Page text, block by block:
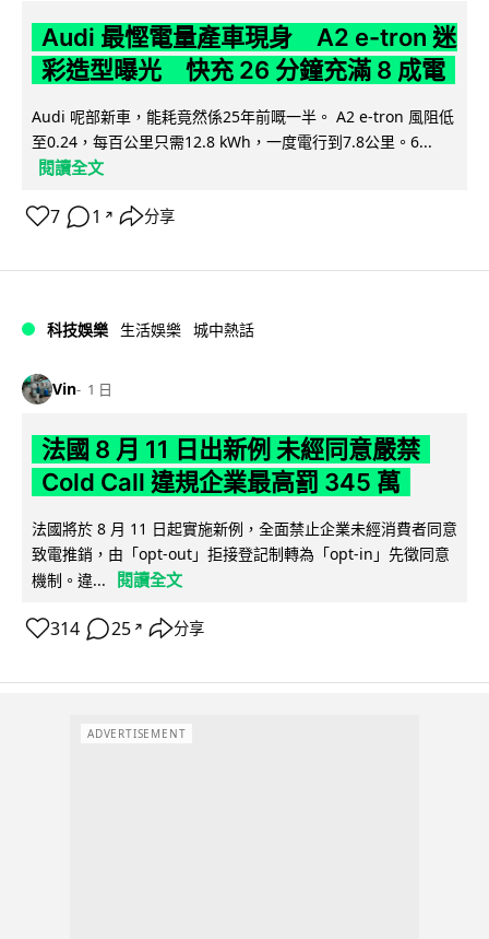
Audi 最慳電量產車現身 A2 e-tron 迷
彩造型曝光 快充 26 分鐘充滿 8 成電
Audi 呢部新車，能耗竟然係25年前嘅一半。 A2 e-tron 風阻低
至0.24，每百公里只需12.8 kWh，一度電行到7.8公里。6...
閱讀全文
7 1 ↗ 分享
科技娛樂 生活娛樂 城中熱話
Vin 1 日
法國 8 月 11 日出新例 未經同意嚴禁
Cold Call 違規企業最高罰 345 萬
法國將於 8 月 11 日起實施新例，全面禁止企業未經消費者同意
致電推銷，由「opt-out」拒接登記制轉為「opt-in」先徵同意
機制。違...
閱讀全文
314 25 ↗ 分享
ADVERTISEMENT